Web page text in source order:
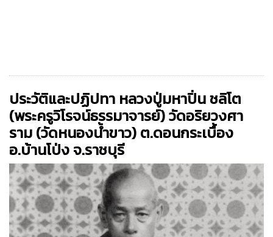
ประวัติและปฏิปทา หลวงปู่มหาปิ่น ชลิโต
(พระครูวิโรจน์ธรรมาจารย์) วัดอริยวงศา
ราม (วัดหนองน้ำขาว) ต.ดอนกระเบื้อง
อ.บ้านโป่ง จ.ราชบุรี